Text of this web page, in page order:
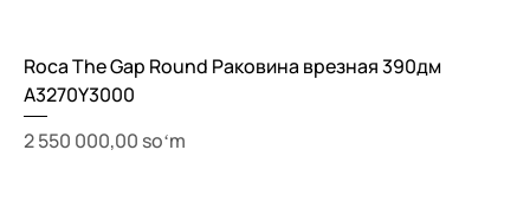
Roca The Gap Round Раковина врезная 390дм
A3270Y3000
Price
2 550 000,00 soʻm